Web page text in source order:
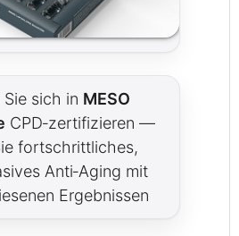
Sie sich in MESO
CPD‑zertifizieren —
fortschrittliches,
Anti‑Aging mit
Ergebnissen